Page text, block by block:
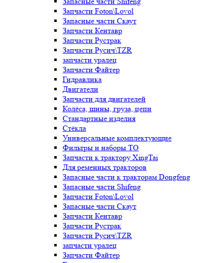
Запчасти Foton\Lovol
Запасные части Скаут
Запчасти Кентавр
Запчасти Рустрак
Запчасти Русич\TZR
запчасти уралец
Запчасти Файтер
Гидравлика
Двигатели
Запчасти для двигателей
Колёса, шины, груза, цепи
Стандартные изделия
Стёкла
Универсальные комплектующие
Фильтры и наборы ТО
Запчасти к трактору XingTai
Для ременных тракторов
Запасные части к тракторам Dongfeng
Запасные части Shifeng
Запчасти Foton\Lovol
Запасные части Скаут
Запчасти Кентавр
Запчасти Рустрак
Запчасти Русич\TZR
запчасти уралец
Запчасти Файтер